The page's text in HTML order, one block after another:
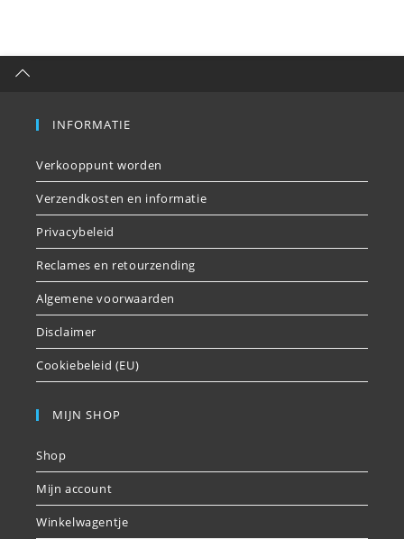
INFORMATIE
Verkooppunt worden
Verzendkosten en informatie
Privacybeleid
Reclames en retourzending
Algemene voorwaarden
Disclaimer
Cookiebeleid (EU)
MIJN SHOP
Shop
Mijn account
Winkelwagentje